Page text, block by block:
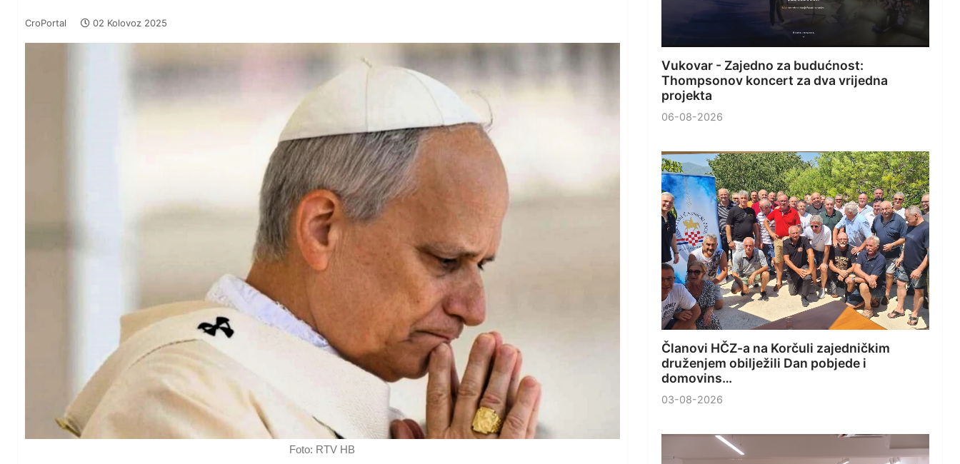
CroPortal 02 Kolovoz 2025
Foto: RTV HB
Vukovar - Zajedno za budućnost:
Thompsonov koncert za dva vrijedna
projekta
06-08-2026
Članovi HČZ-a na Korčuli zajedničkim
druženjem obilježili Dan pobjede i
domovins…
03-08-2026